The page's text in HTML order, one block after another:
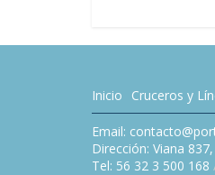
Inicio Cruceros y
Email:
Dirección: Viana
Tel: 56 32 3 500 168